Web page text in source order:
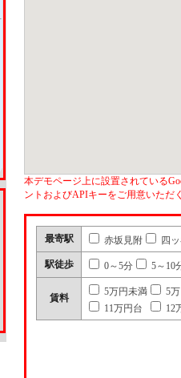
本デモページ上に設置されている
ントおよびAPIキーをご用意いただ
最寄駅 赤坂見附 四
駅徒歩 0～5分 5～10
賃料
5万円未満
5
11万円台
12